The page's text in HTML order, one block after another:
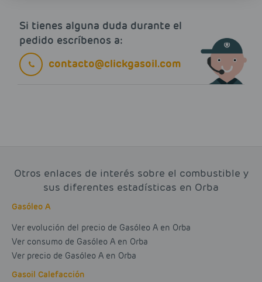
Si tienes alguna duda durante el
pedido escríbenos a:
contacto@clickgasoil.com
Otros enlaces de interés sobre el combustible y
sus diferentes estadísticas en Orba
Gasóleo A
Ver evolución del precio de Gasóleo A en Orba
Ver consumo de Gasóleo A en Orba
Ver precio de Gasóleo A en Orba
Gasoil Calefacción